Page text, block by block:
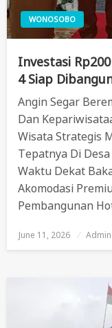
WONOSOBO
Investasi
4 Siap
Angin Segar
Dan
Wisata Strategis
Tepatnya Di
Waktu Dekat
Akomodasi
Pembangunan
Posted
June 11, 2026 Admin